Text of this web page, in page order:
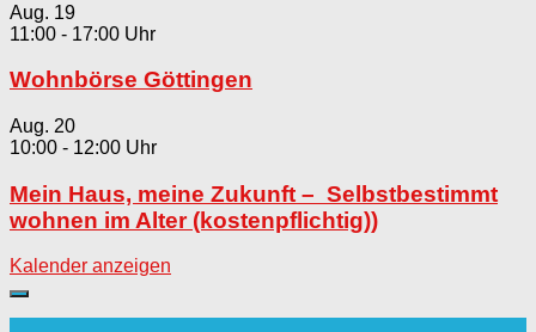
Aug. 19
11:00 - 17:00
Wohnbörse Göttingen
Aug. 20
10:00 - 12:00
Mein Haus, meine Zukunft – Selbstbestimmt
wohnen im Alter (kostenpflichtig))
Kalender anzeigen